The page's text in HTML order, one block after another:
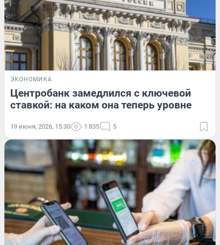
ЭКОНОМИКА
Центробанк замедлился с ключевой
ставкой: на каком она теперь уровне
19 июня, 2026, 15:30 1 835 5